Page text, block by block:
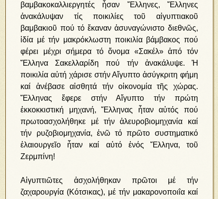
βαμβακοκαλλιεργητές ἦσαν Ἕλληνες, Ἕλληνες
ἀνακάλυψαν τίς ποικιλίες τοῦ αἰγυπτιακοῦ
βαμβακιοῦ πού τό ἔκαναν ἀσυναγώνιστο διεθνῶς,
ἰδία μέ τήν μακρόκλωστη ποικιλία βάμβακος πού
φέρει μέχρι σήμερα τό ὄνομα «Σακέλ» ἀπό τόν
Ἕλληνα Σακελλαρίδη πού τήν ἀνακάλυψε. Ἡ
ποικιλία αὐτή χάρισε στήν Αἴγυπτο ἀσύγκριτη φήμη
καί ἀνέβασε αἰσθητά τήν οἰκονομία τῆς χώρας.
Ἕλληνας ἔφερε στήν Αἴγυπτο τήν πρώτη
ἐκκοκκιστική μηχανή, Ἕλληνας ἦταν αὐτός πού
πρωτοασχολήθηκε μέ τήν ἀλευροβιομηχανία καί
τήν ρυζοβιομηχανία, ἐνῶ τό πρῶτο συστηματικό
ἐλαιουργεῖο ἦταν καί αὐτό ἑνός Ἕλληνα, τοῦ
Ζερμπίνη!
Αἰγυπτιῶτες ἀσχολήθηκαν πρῶτοι μέ τήν
ζαχαρουργία (Κότσικας), μέ τήν μακαρονοποιΐα καί